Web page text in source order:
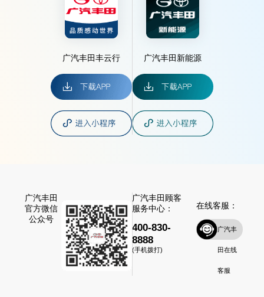
广汽丰田丰云行 广汽丰田新能源
广汽丰田
官方微信
公众号
广汽丰田顾客
服务中心：
400-830-
8888
(手机拨打)
在线客服：
广汽丰
田在线
客服